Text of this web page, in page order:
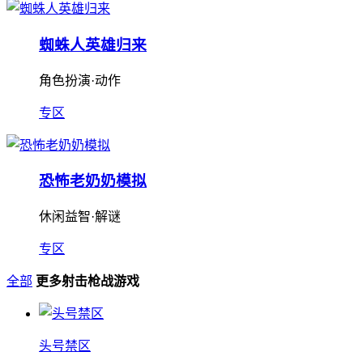
蜘蛛人英雄归来
角色扮演·动作
专区
恐怖老奶奶模拟
休闲益智·解谜
专区
全部 更多射击枪战游戏
头号禁区